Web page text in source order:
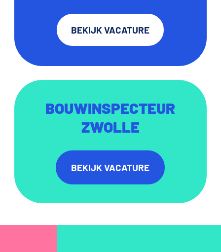
BEKIJK VACATURE
BOUWINSPECTEUR
ZWOLLE
BEKIJK VACATURE